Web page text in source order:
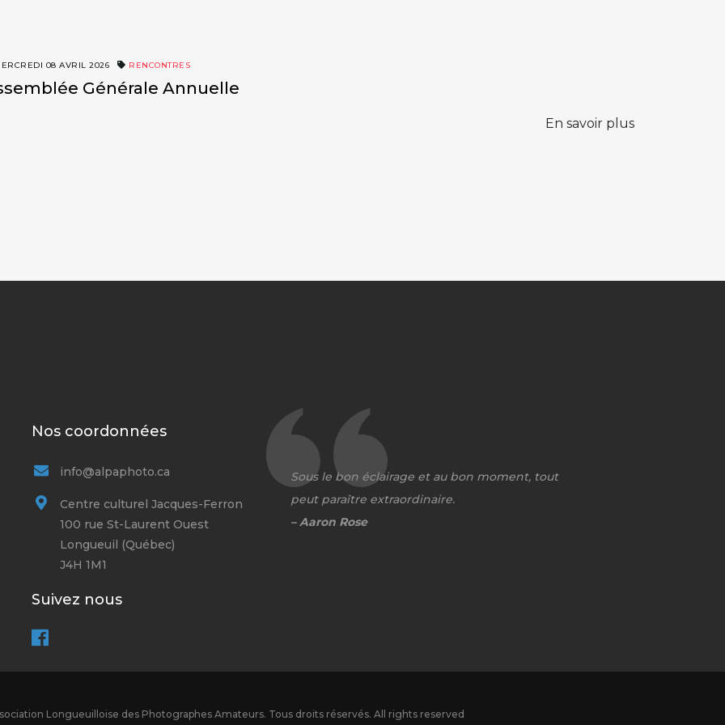
08 AVRIL 2026 RENCONTRES
Générale Annuelle
En savoir plus
Nos coordonnées
info@alpaphoto.ca
Centre culturel Jacques-Ferron
100 rue St-Laurent Ouest
Longueuil (Québec)
J4H 1M1
Suivez nous
Sous le bon éclairage et au bon moment, tout
peut paraître extraordinaire.
– Aaron Rose
Longueuilloise des Photographes Amateurs. Tous droits réservés. All rights reserved